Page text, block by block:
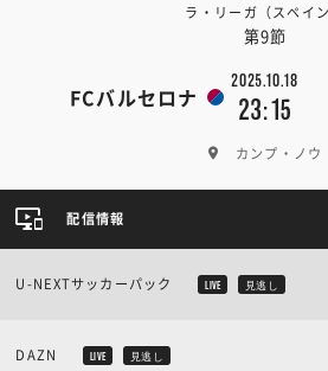
ラ・リーガ（スペイン
第9節
FCバルセロナ
2025.10.18
23:15
カンプ・ノウ
配信情報
U-NEXTサッカーパック LIVE 見逃し
DAZN LIVE 見逃し